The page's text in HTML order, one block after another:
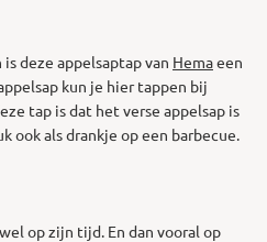
deze appelsaptap van Hemaeen
kun je hier tappen bij
tap is dat het verse appelsap is
ook als drankje op een barbecue.
op zijn tijd. En dan vooral op